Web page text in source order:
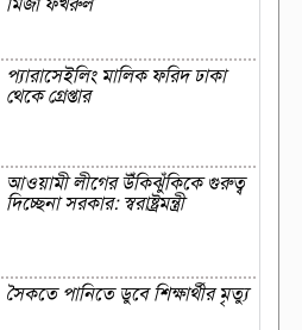
মির্জা ফখরুল
প্যারাসেইলিং মালিক ফরিদ ঢাকা
থেকে গ্রেপ্তার
আওয়ামী লীগের উঁকিঝুঁকিকে গুরুত্ব
দিচ্ছেনা সরকার: স্বরাষ্ট্রমন্ত্রী
সৈকতে পানিতে ডুবে শিক্ষার্থীর মৃত্যু